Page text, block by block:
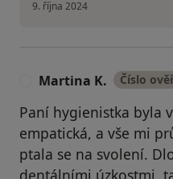
9. října 2024
Martina K. Číslo
Paní hygienistka byla
empatická, a vše mi
ptala se na svolení.